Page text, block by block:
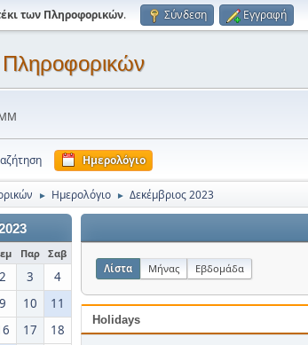
των Πληροφορικών. Σύνδεση Εγγραφή
Πληροφορικών
ΜΜ
Ημερολόγιο
► Ημερολόγιο ► Δεκέμβριος 2023
Παρ Σαβ
2 3
4
9 10
11
17
18
Λίστα Μήνας Εβδομάδα
Holidays